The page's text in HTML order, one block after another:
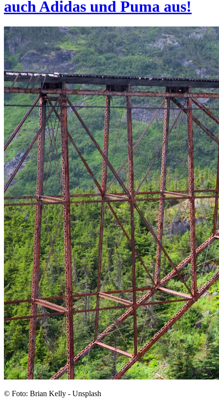
auch Adidas und Puma aus!
© Foto: Brian Kelly - Unsplash